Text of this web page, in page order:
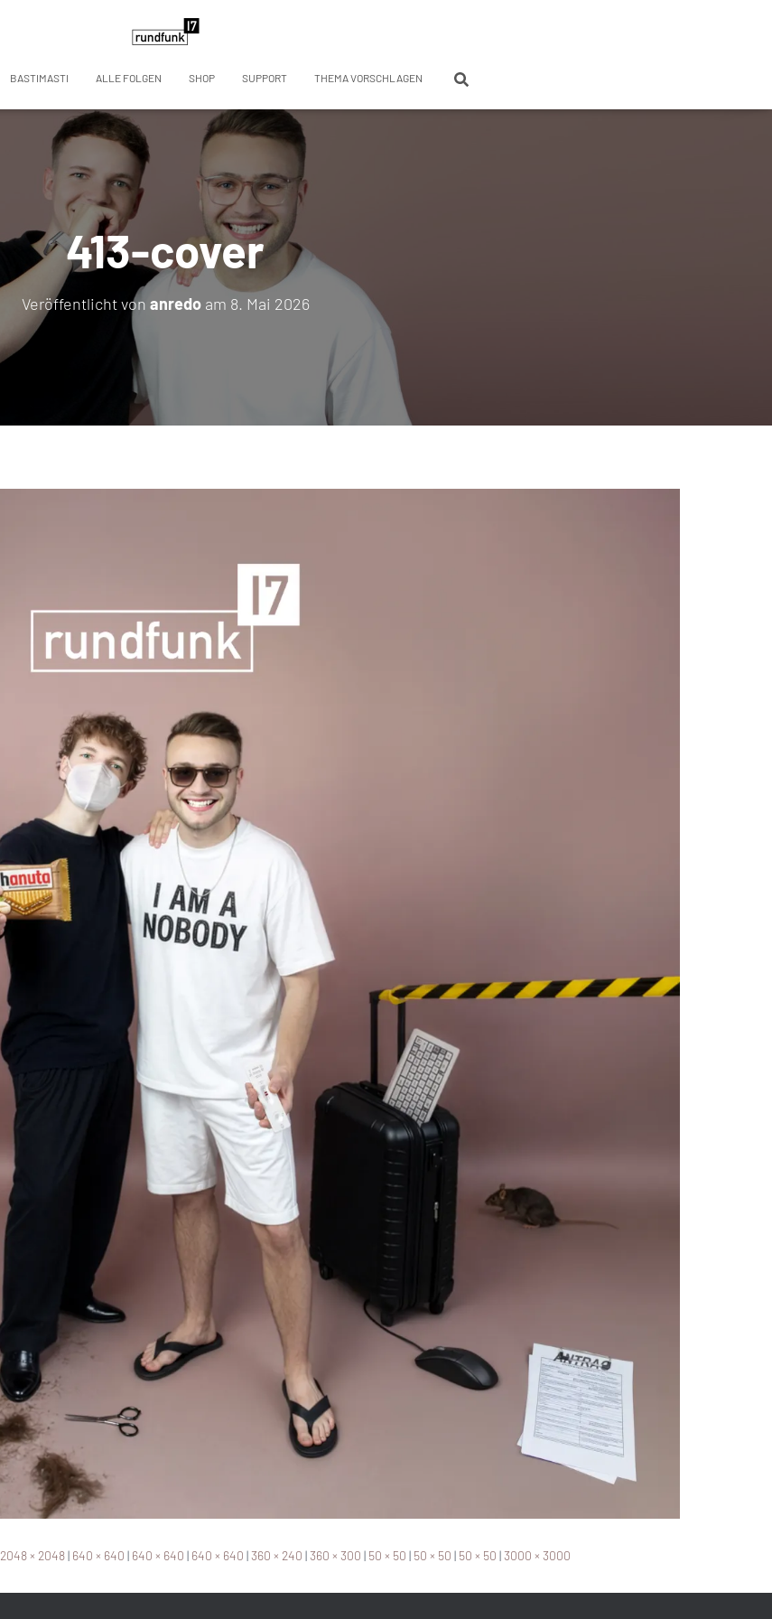
BASTIMASTI ALLE FOLGEN SHOP SUPPORT THEMA VORSCHLAGEN
413-cover
Veröffentlicht von anredoam 8. Mai 2026
2048 × 2048| 640 × 640 | 640 × 640 | 640 × 640 |360 × 240 |360 × 300 | 50 × 50 | 50 × 50 | 50 × 50 |3000 × 3000